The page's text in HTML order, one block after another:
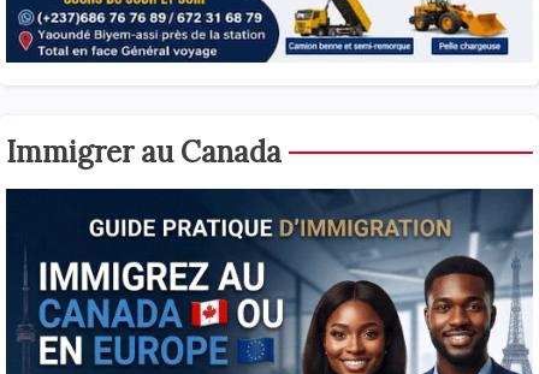
Immigrer au Canada